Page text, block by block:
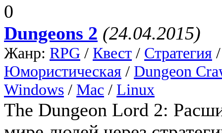
0
Dungeons 2 (24.04.2015)
Жанр: RPG / Квест / Стратегия
Юмористическая / Dungeon
Windows / Mac / Linux
The Dungeon Lord 2: